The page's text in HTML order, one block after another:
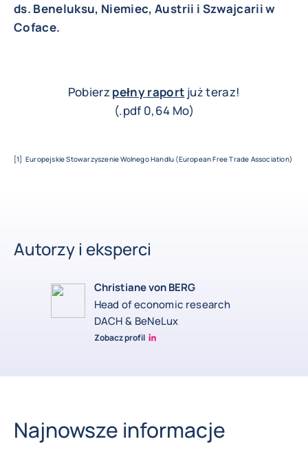
ds. Beneluksu, Niemiec, Austrii i Szwajcarii w
Coface.
Pobierzpełny raport już teraz!
(.pdf 0,64 Mo)
[1] Europejskie Stowarzyszenie Wolnego Handlu (European Free Trade Association)
Autorzy i eksperci
Christiane von BERG
Head of economic research
DACH & BeNeLux
Zobacz profil
Christiane von berg linkedin
Najnowsze informacje